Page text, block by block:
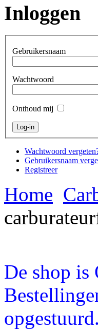
Inloggen
Gebruikersnaam
Wachtwoord
Onthoud mij
Wachtwoord
Gebruikersnaam
Registreer
Home
De shop is
opgestuurd.